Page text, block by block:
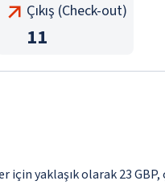
Çıkış (Check-out)
11
için yaklaşık olarak 23